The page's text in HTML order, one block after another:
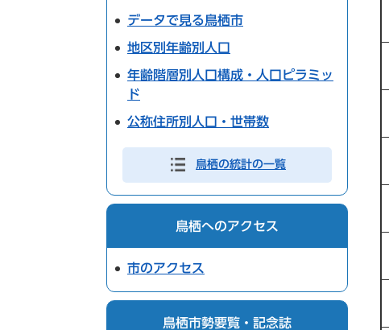
データで見る鳥栖市
地区別年齢別人口
年齢階層別人口構成・人口ピラミッ
ド
公称住所別人口・世帯数
鳥栖の統計の一覧
鳥栖へのアクセス
市のアクセス
鳥栖市勢要覧・記念誌